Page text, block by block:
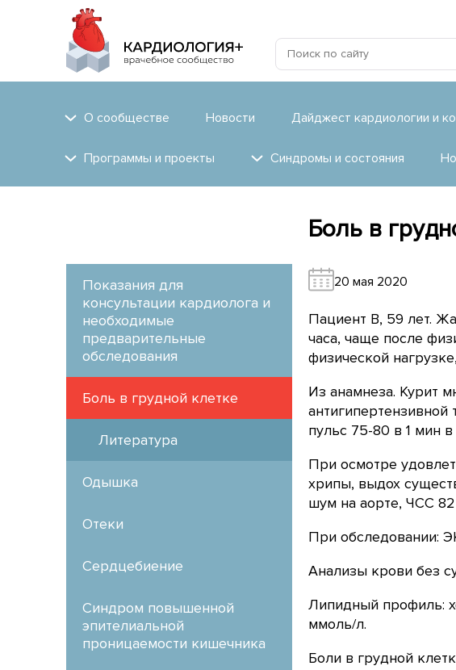
О сообществе Новости Дайджест кардиологии и
Программы и проекты Синдромы и состояния
Показания для
консультации кардиолога и
необходимые
предварительные
обследования
Боль в грудной клетке
Литература
Одышка
Отеки
Сердцебиение
Синдром повышенной
эпителиальной
проницаемости кишечника
Боль в
20 мая 2020
Пациент В, 59 лет.
часа, чаще после
физической
Из анамнеза. Курит
антигипертензивной
пульс 75-80 в 1 мин в
При осмотре
хрипы, выдох
шум на аорте, ЧСС
При обследовании:
Анализы крови без
Липидный профиль:
ммоль/л.
Боли в грудной